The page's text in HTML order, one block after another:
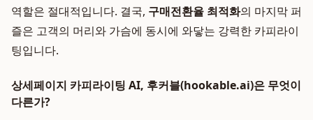
역할은 절대적입니다. 결국, 구매전환율 최적화의 마지막 퍼
즐은 고객의 머리와 가슴에 동시에 와닿는 강력한 카피라이
팅입니다.
상세페이지 카피라이팅 AI, 후커블(hookable.ai)은 무엇이
다른가?